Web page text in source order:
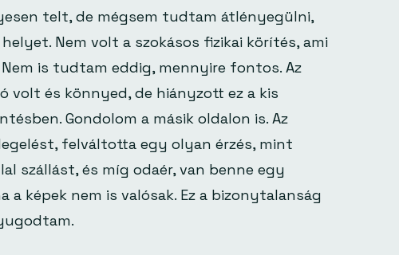
telt, de mégsem tudtam átlényegülni,
Nem volt a szokásos fizikai körítés, ami
is tudtam eddig, mennyire fontos. Az
volt és könnyed, de hiányzott ez a kis
Gondolom a másik oldalon is. Az
felváltotta egy olyan érzés, mint
szállást, és míg odaér, van benne egy
a képek nem is valósak. Ez a bizonytalanság